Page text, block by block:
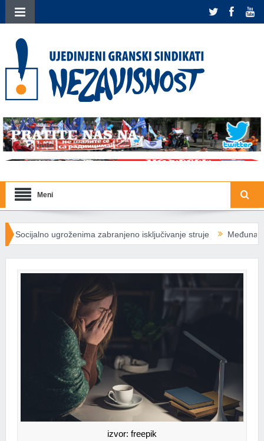
Meni
zabranjeno isključivanje struje Međunarodna
izvor: freepik